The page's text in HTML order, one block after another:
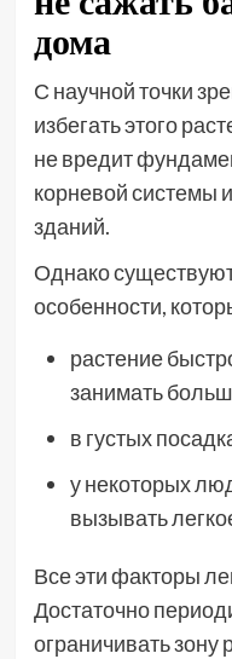
дома
С научной точки
избегать этого
не вредит
корневой системы
зданий.
Однако
особенности,
растение
занимать
в густых
у некоторых
вызывать
Все эти факторы
Достаточно
ограничивать зону